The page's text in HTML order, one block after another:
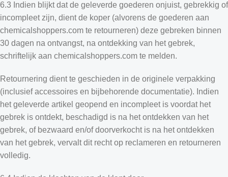
6.3 Indien blijkt dat de geleverde goederen onjuist, gebrekkig of
incompleet zijn, dient de koper (alvorens de goederen aan
chemicalshoppers.com te retourneren) deze gebreken binnen
30 dagen na ontvangst, na ontdekking van het gebrek,
schriftelijk aan chemicalshoppers.com te melden.
Retournering dient te geschieden in de originele verpakking
(inclusief accessoires en bijbehorende documentatie). Indien
het geleverde artikel geopend en incompleet is voordat het
gebrek is ontdekt, beschadigd is na het ontdekken van het
gebrek, of bezwaard en/of doorverkocht is na het ontdekken
van het gebrek, vervalt dit recht op reclameren en retourneren
volledig.